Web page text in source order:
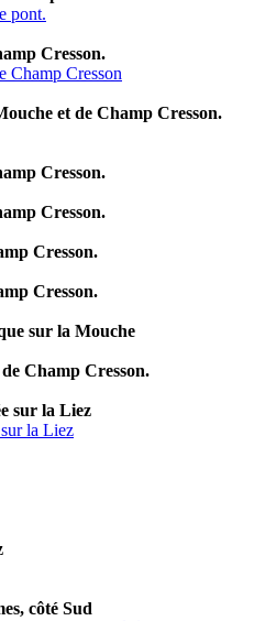
pont.
Cresson.
Champ Cresson
et de Champ Cresson.
Cresson.
Cresson.
Cresson.
Cresson.
sur la Mouche
Champ Cresson.
sur la Liez
la Liez
côté Sud